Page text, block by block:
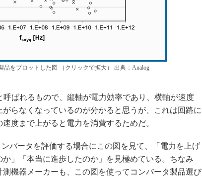
品をプロットした図 （クリックで拡大） 出典：Analog
呼ばれるもので、縦軸が電力効率であり、横軸が速度
らなくなっているのが分かると思うが、これは回路に
度まで上がると電力を消費するためだ。
バータを評価する場合にこの図を見て、「電力を上げ
」「本当に進歩したのか」を見極めている。ちなみ
機器メーカーも、この図を使ってコンバータ製品選び